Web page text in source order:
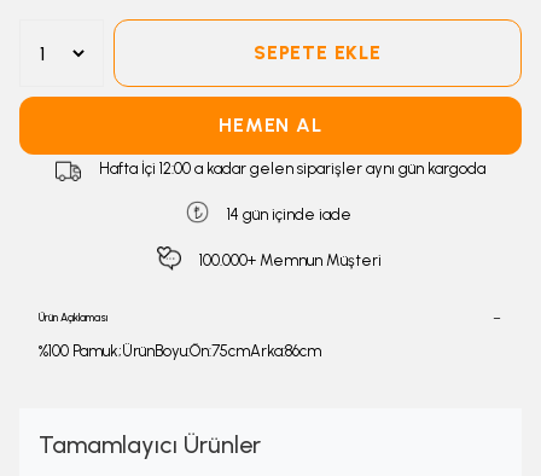
SEPETE EKLE
HEMEN AL
Hafta İçi 12:00 a kadar gelen siparişler aynı gün kargoda
14 gün içinde iade
100.000+ Memnun Müşteri
Ürün Açıklaması
%100 Pamuk;ÜrünBoyu:Ön:75cmArka:86cm
Tamamlayıcı Ürünler